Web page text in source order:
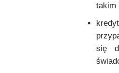
takim
się